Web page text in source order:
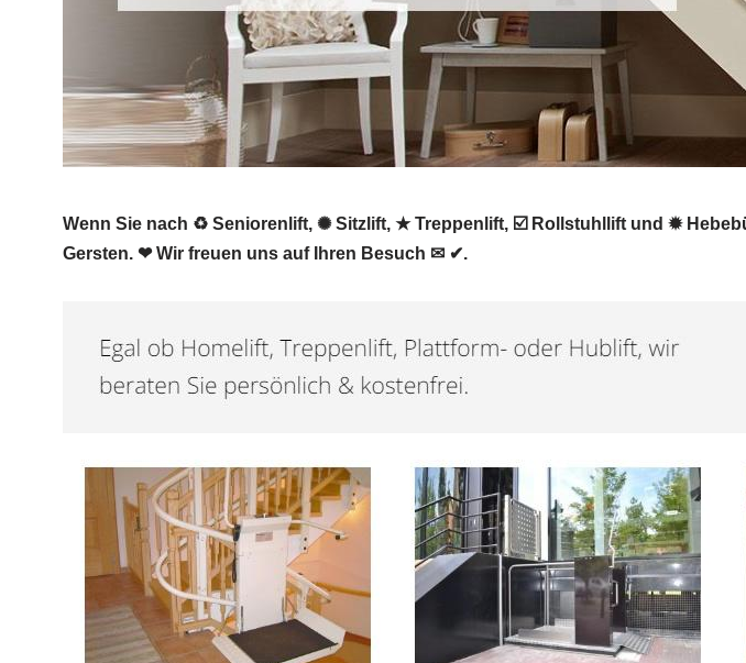
Wenn Sie nach ♻ Seniorenlift, ✺ Sitzlift, ★ Treppenlift, ☑️ Rollstuhllift und ✹
Gersten. ❤ Wir freuen uns auf Ihren Besuch ✉ ✔.